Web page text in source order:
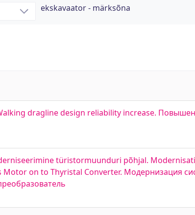
ekskavaator - märksõna
dragline design reliability increase.
türistormuunduri põhjal.
on to Thyristal Converter. Модернизация